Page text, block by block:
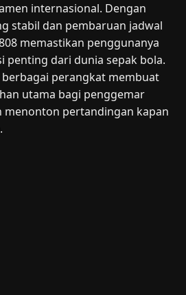
internasional. Dengan
stabil dan pembaruan jadwal
memastikan penggunanya
penting dari dunia sepak bola.
perangkat membuat
utama bagi penggemar
menonton pertandingan kapan